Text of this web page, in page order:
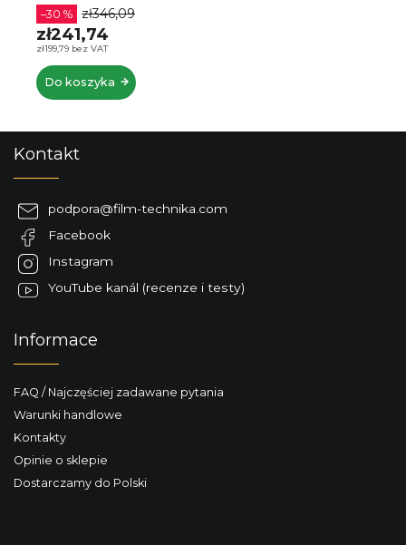
zł199,79 bez VAT
–30 % zł346,09
zł241,74
Do koszyka
Kontakt
podpora@film-technika.com
Facebook
Instagram
YouTube kanál (recenze i testy)
Informace
FAQ / Najczęściej zadawane pytania
Warunki handlowe
Kontakty
Opinie o sklepie
Dostarczamy do Polski